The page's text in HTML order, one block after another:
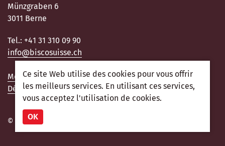
Münzgraben 6
3011 Berne
Tel.: +41 31 310 09 90
info@biscosuisse.ch
Méntions légales
Déclaration de confidentialité
© 2026 Biscosuisse
Ce site Web utilise des cookies pour vous offrir
les meilleurs services. En utilisant ces services,
vous acceptez l'utilisation de cookies.
OK